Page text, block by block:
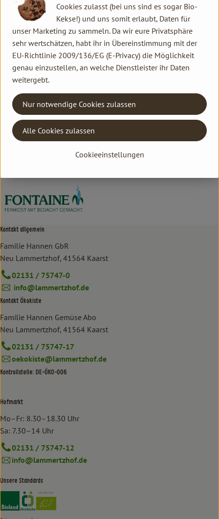
Zutaten
Produktdatenblatt
Herkunft
Hersteller: Fontaine
Kontakt allgemein
Familie Hannen GbR
Neu Lammertzhof, 41564 Kaarst
02131 / 75747-0
info@lammertzhof.de
Kontakt Ökokiste
Familie Hannen Gemüse Abo
Neu Lammertzhof, 41564 Kaarst
02131 / 75747-17
oekokiste@lammertzhof.de
Kontrollstelle: DE-ÖKO-006
Hofmarkt
Mo–Fr: 8.30–18.30 Uhr
Sa: 7.30–14 Uhr
02131 / 75747-12
info@lammertzhof.de
Unsere Standards
Externer Link zu https://www.bioland.de/verbraucher
Externer Link zu https://www.oekokiste.de/
Cookies zulasst (bei uns sind es sogar Bio-
Kekse!) und uns somit erlaubt, Daten für
unser Marketing zu sammeln. Da wir eure Privatsphäre
sehr wertschätzen, habt ihr in Übereinstimmung mit der
EU-Richtlinie 2009/136/EG (E-Privacy) die Möglichkeit
genau einzustellen, an welche Dienstleister ihr Daten
weitergebt.
Cookieeinstellungen
Nur notwendige Cookies zulassen
Alle Cookies zulassen